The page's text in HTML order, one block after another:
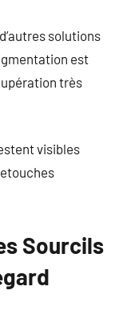
solutions
est
très
visibles
Sourcils